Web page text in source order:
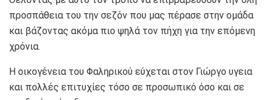
προσπάθεια του την σεζόν που μας πέρασε στην ομάδα
και βάζοντας ακόμα πιο ψηλά τον πήχη για την επόμενη
χρόνια.
Η οικογένεια του Φαληρικού εύχεται στον Γιώργο υγεια
και πολλές επιτυχίες τόσο σε προσωπικό όσο και σε